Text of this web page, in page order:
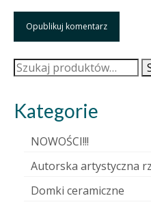
Szukaj:
Kategorie
NOWOŚCI!!!
Autorska artystyczna
Domki ceramiczne